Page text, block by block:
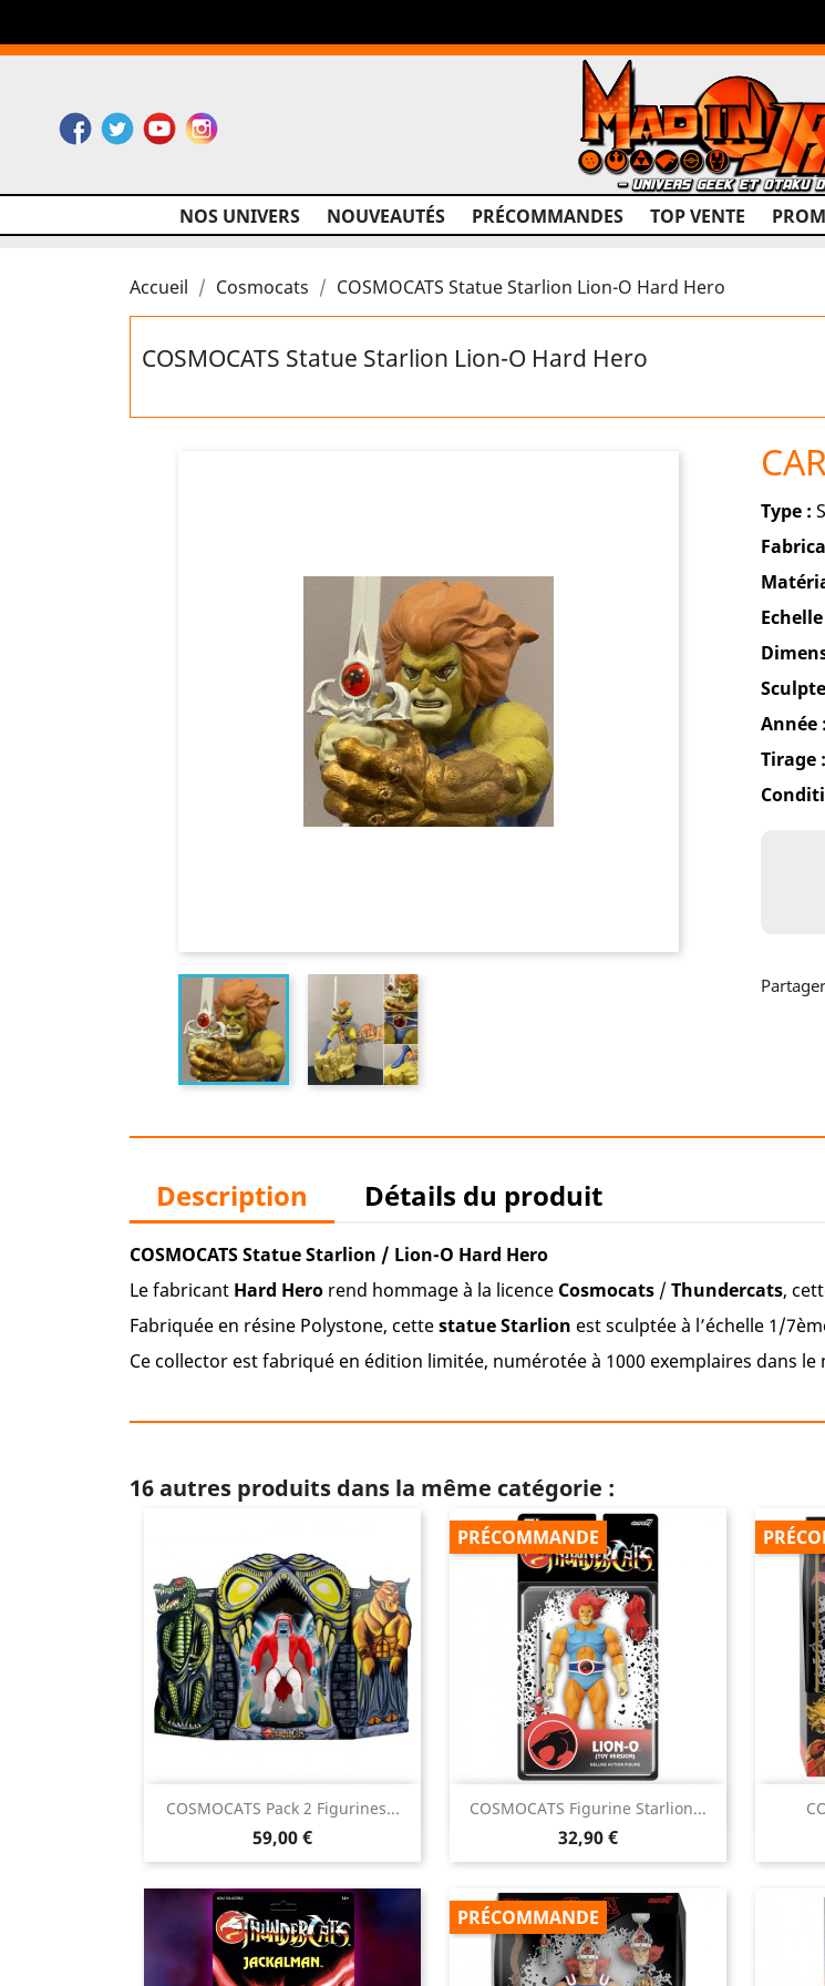
Facebook
TwitterYouTubeInstagram
NOS UNIVERS NOUVEAUTÉS PRÉCOMMANDES TOP VENTE
Accueil Cosmocats COSMOCATS Statue Starlion Lion-O Hard Hero
COSMOCATS Statue Starlion Lion-O Hard Hero
Type :
Année :
Tirage :
Partager
Description Détails du produit
COSMOCATS Statue Starlion / Lion-O Hard Hero
Le fabricant Hard Hero rend hommage à la licence Cosmocats / Thundercats,
Fabriquée en résine Polystone, cettestatue Starlion est sculptée à l’échelle 1/
Ce collector est fabriqué en édition limitée, numérotée à 1000 exemplaires dans le
16 autres produits dans la même catégorie :
COSMOCATS Pack 2 Figurines...
Prix
59,00 €
Aperçu rapide COSMOCATS Figurine Starlion...
Prix
32,90 €
PRÉCOMMANDE
Aperçu rapide
PRÉCOMMANDE